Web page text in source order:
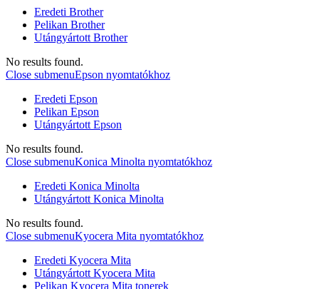
Eredeti Brother
Pelikan Brother
Utángyártott Brother
No results found.
Close submenuEpson nyomtatókhoz
Eredeti Epson
Pelikan Epson
Utángyártott Epson
No results found.
Close submenuKonica Minolta nyomtatókhoz
Eredeti Konica Minolta
Utángyártott Konica Minolta
No results found.
Close submenuKyocera Mita nyomtatókhoz
Eredeti Kyocera Mita
Utángyártott Kyocera Mita
Pelikan Kyocera Mita tonerek